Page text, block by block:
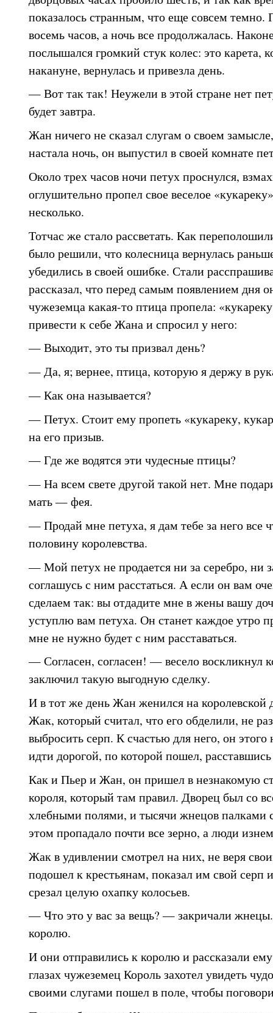
показалось странным, что еще совсем темно.
восемь часов, а ночь все продолжалась.
послышался громкий стук колес: это карета,
накануне, вернулась и привезла день.
— Вот так так! Неужели в этой стране нет
будет завтра.
Жан ничего не сказал слугам о своем
настала ночь, он выпустил в своей комнате
Около трех часов ночи петух проснулся,
оглушительно пропел свое веселое
несколько.
Тотчас же стало рассветать. Как
было решили, что колесница вернулась
убедились в своей ошибке. Стали
рассказал, что перед самым появлением дня
чужеземца какая-то птица пропела:
привести к себе Жана и спросил у него:
— Выходит, это ты призвал день?
— Да, я; вернее, птица, которую я держу в
— Как она называется?
— Петух. Стоит ему пропеть «кукареку,
на его призыв.
— Где же водятся эти чудесные птицы?
— На всем свете другой такой нет. Мне
мать — фея.
— Продай мне петуха, я дам тебе за него все
половину королевства.
— Мой петух не продается ни за серебро, ни
соглашусь с ним расстаться. А если он вам
сделаем так: вы отдадите мне в жены вашу
уступлю вам петуха. Он станет каждое утро
мне не нужно будет с ним расставаться.
— Согласен, согласен! — весело воскликнул
заключил такую выгодную сделку.
И в тот же день Жан женился на королевской
Жак, который считал, что его обделили, не
выбросить серп. К счастью для него, он
идти дорогой, по которой пошел,
Как и Пьер и Жан, он пришел в незнакомую
короля, который там правил. Дворец был со
хлебными полями, и тысячи жнецов палками
этом пропадало почти все зерно, а люди
Жак в удивлении смотрел на них, не веря
подошел к крестьянам, показал им свой серп
срезал целую охапку колосьев.
— Что это у вас за вещь? — закричали
королю.
И они отправились к королю и рассказали
глазах чужеземец Король захотел увидеть
своими слугами пошел в поле, чтобы